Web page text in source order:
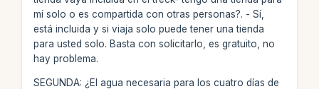
mí solo o es compartida con otras personas?. - Sí,
está incluida y si viaja solo puede tener una tienda
para usted solo. Basta con solicitarlo, es gratuito, no
hay problema.
SEGUNDA: ¿El agua necesaria para los cuatro días de